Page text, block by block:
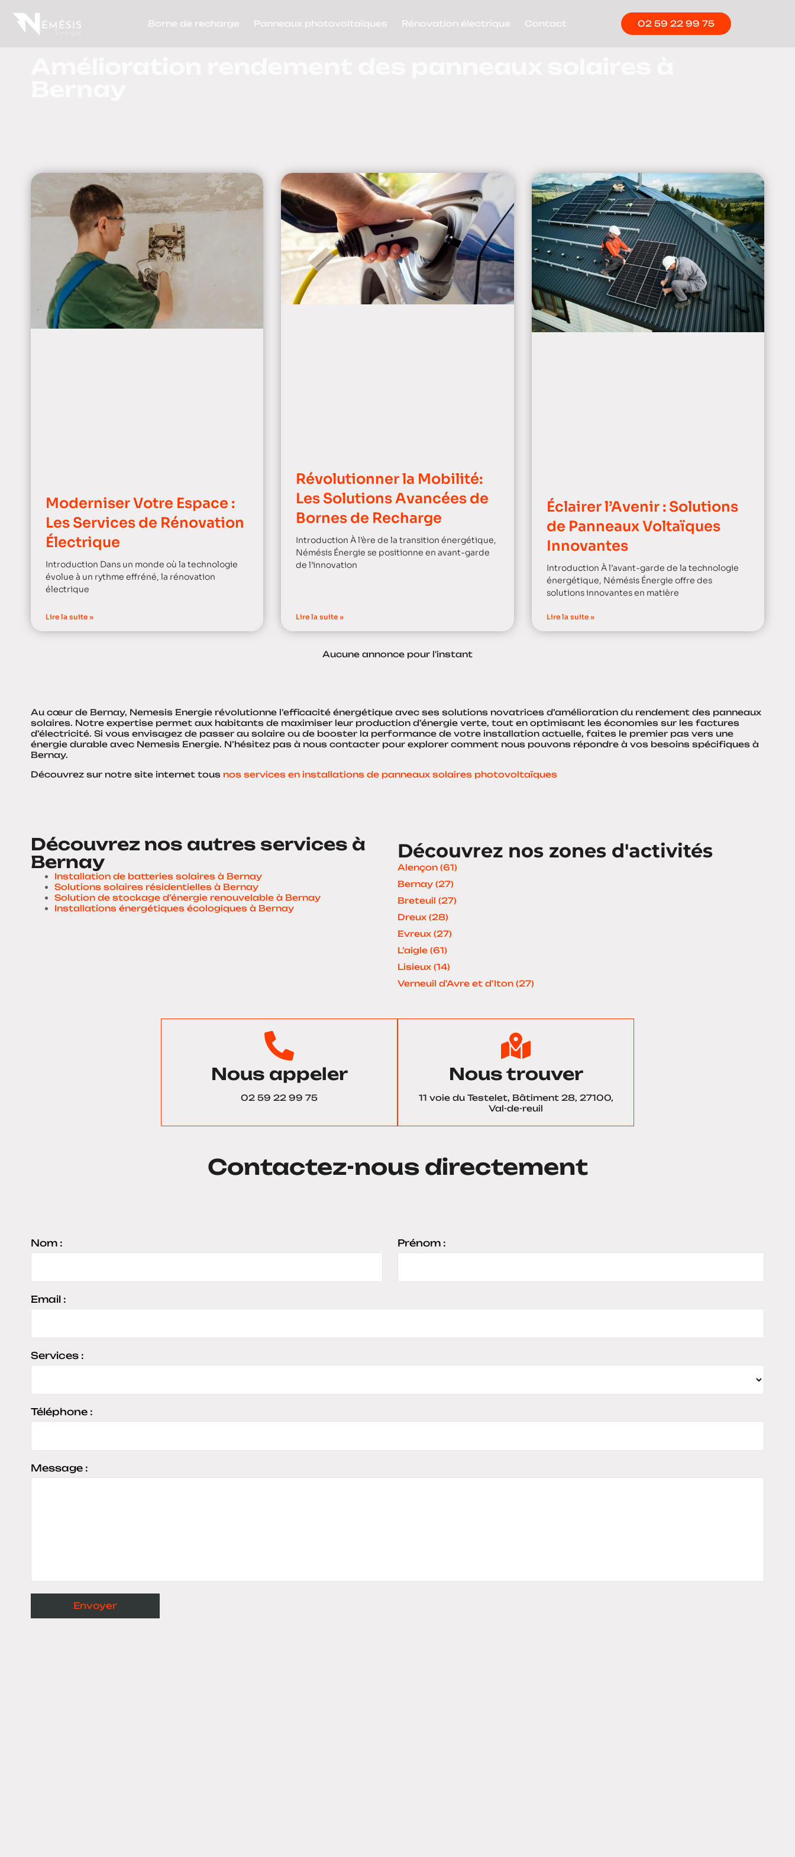
Borne de recharge Panneaux photovoltaïques Rénovation électrique Contact 02 59 22 99 75
Moderniser Votre Espace :
Les Services de Rénovation
Électrique
Introduction Dans un monde où la technologie
évolue à un rythme effréné, la rénovation
électrique
Lire la suite »
Révolutionner la Mobilité:
Les Solutions Avancées de
Bornes de Recharge
Introduction À l’ère de la transition énergétique,
Némésis Énergie se positionne en avant-garde
de l’innovation
Lire la suite »
Éclairer l’Avenir : Solutions
de Panneaux Voltaïques
Innovantes
Introduction À l’avant-garde de la technologie
énergétique, Némésis Énergie offre des
solutions innovantes en matière
Lire la suite »
Aucune annonce pour l'instant
Au cœur de Bernay, Nemesis Energie révolutionne l’efficacité énergétique avec ses solutions novatrices d’amélioration du rendement des panneaux
solaires. Notre expertise permet aux habitants de maximiser leur production d’énergie verte, tout en optimisant les économies sur les factures
d’électricité. Si vous envisagez de passer au solaire ou de booster la performance de votre installation actuelle, faites le premier pas vers une
énergie durable avec Nemesis Energie. N’hésitez pas à nous contacter pour explorer comment nous pouvons répondre à vos besoins spécifiques à
Bernay.
Découvrez sur notre site internet tous nos services en installations de panneaux solaires photovoltaïques
Découvrez nos autres services à
Bernay
Installation de batteries solaires à Bernay
Solutions solaires résidentielles à Bernay
Solution de stockage d’énergie renouvelable à Bernay
Installations énergétiques écologiques à Bernay
Découvrez nos zones d'activités
Alençon (61)
Bernay (27)
Breteuil (27)
Dreux (28)
Evreux (27)
L’aigle (61)
Lisieux (14)
Verneuil d’Avre et d’Iton (27)
Nous appeler
02 59 22 99 75
Nous trouver
11 voie du Testelet, Bâtiment 28, 27100,
Val-de-reuil
Contactez-nous directement
Nom : Prénom :
Email :
Services :
Téléphone :
Message :